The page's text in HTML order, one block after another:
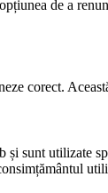
de a
corect.
sunt utilizate